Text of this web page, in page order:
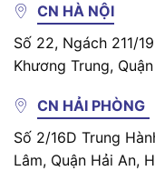
CN HÀ NỘI
Số 22, Ngách 211/
Khương Trung,
CN HẢI PHÒNG
Số 2/16D Trung
Lâm, Quận Hải An,